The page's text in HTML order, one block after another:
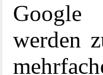
werden